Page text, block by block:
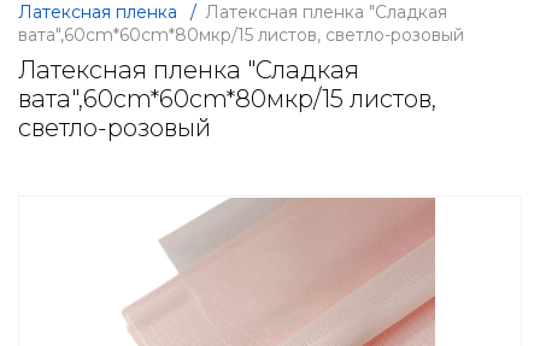
Латексная пленка
/ Латексная пленка "Сладкая
вата",60cm*60cm*80мкр/15 листов, светло-розовый
Латексная пленка "Сладкая
вата",60cm*60cm*80мкр/15 листов,
светло-розовый